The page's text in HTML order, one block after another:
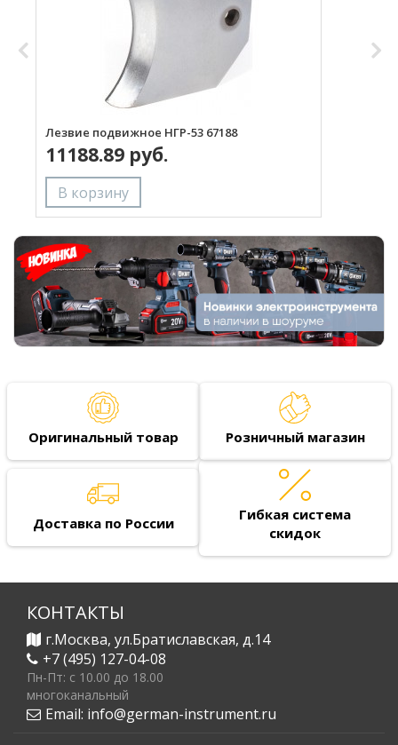
Лезвие подвижное НГР-53 67188
11188.89 руб.
Оригинальный товар Розничный магазин
Доставка по России
Гибкая система
скидок
КОНТАКТЫ
г.Москва, ул.Братиславская, д.14
+7 (495) 127-04-08
Пн-Пт: c 10.00 до 18.00
многоканальный
Email: info@german-instrument.ru